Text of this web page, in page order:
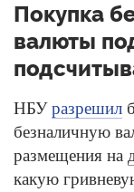
Покупка
валюты
НБУразрешил
безналичную
размещения на
какую